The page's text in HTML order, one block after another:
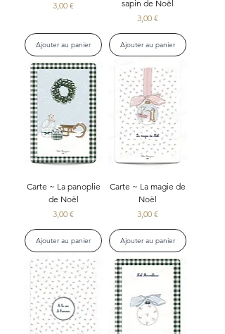
Prix
3,00 €
Ajouter au panier
sapin de Noël
Prix
3,00 €
Ajouter au panier
Carte ~ La panoplie
de Noël
Prix
3,00 €
Ajouter au panier
Carte ~ La magie de
Noël
Prix
3,00 €
Ajouter au panier